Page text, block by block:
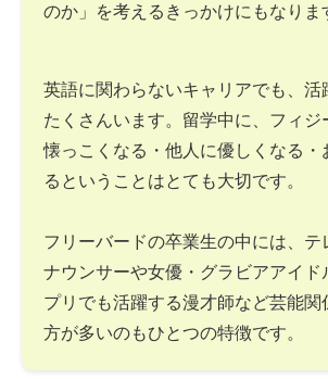
のか」を考えるきっかけにもなりま
英語に関わらないキャリアでも、活
たくさんいます。留学中に、フィジ
懐っこくなる・他人に優しくなる・
るということはとても大切です。
フリーバードの卒業生の中には、テ
ナウンサーや女優・グラビアアイド
プリでも活躍する漫才師など芸能関
方が多いのもひとつの特徴です。